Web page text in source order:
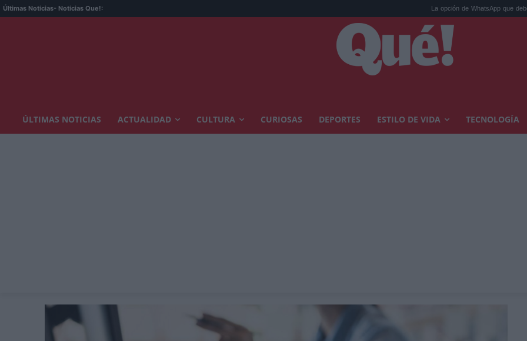
Últimas Noticias- Noticias Que!: La opción de WhatsApp que debes
ÚLTIMAS NOTICIAS ACTUALIDAD CULTURA CURIOSAS DEPORTES ESTILO DE VIDA TECNOLOGÍA